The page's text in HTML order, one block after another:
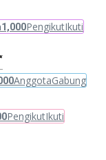
1,000PengikutIkuti
AnggotaGabung
PengikutIkuti